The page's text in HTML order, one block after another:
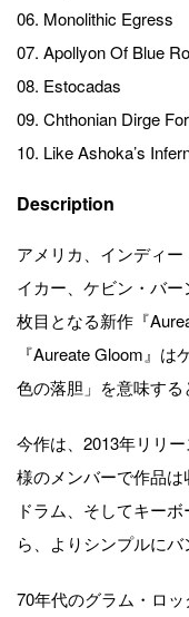
06. Monolithic Egress
07. Apollyon Of Blue
08. Estocadas
09. Chthonian Dirge
10. Like Ashoka’s
Description
アメリカ、インディ
イカー、ケビン・バ
枚目となる新作『
『Aureate Gloom』
色の落胆」を意味する
今作は、2013年リリ
様のメンバーで作品は
ドラム、そしてキー
ら、よりシンプルにバ
70年代のグラム・ロ